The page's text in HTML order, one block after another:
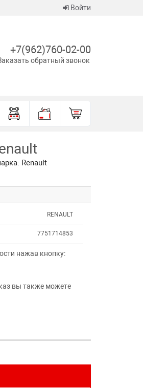
Войти
+7(962)760-02-00
обратный звонок
Renault
RENAULT
7751714853
нажав кнопку:
вы также можете